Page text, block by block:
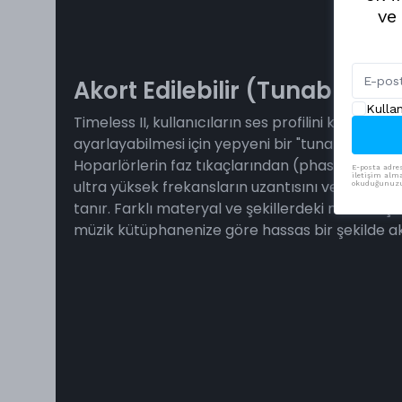
Akort Edilebilir (Tunable)
Timeless II, kullanıcıların ses profilini kendi
ayarlayabilmesi için yepyeni bir "tunable nozül"
Hoparlörlerin faz tıkaçlarından (phase plugs)
ultra yüksek frekansların uzantısını ve
tanır. Farklı materyal ve şekillerdeki nozül
müzik kütüphanenize göre hassas bir şekilde
E-posta
iletişim